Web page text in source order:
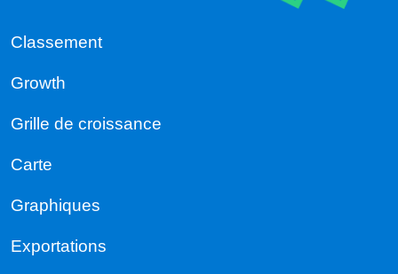
Classement
Growth
Grille de croissance
Carte
Graphiques
Exportations